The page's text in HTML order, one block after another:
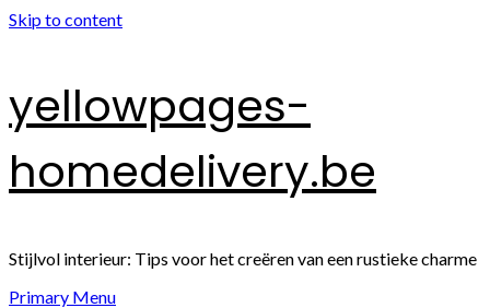
Skip to content
yellowpages-
homedelivery.be
Stijlvol interieur: Tips voor het creëren van een rustieke charme
Primary Menu